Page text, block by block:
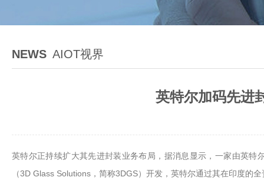
NEWS AIOT视界
英特尔加码先进
英特尔正持续扩大其先进封装业务布局，据消息显示，一家由英
（3D Glass Solutions，简称3DGS）开发，英特尔通过其在印度的